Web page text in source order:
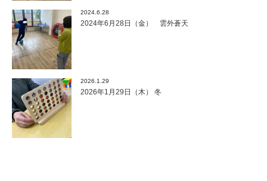
2024.6.28
2024年6月28日（金） 雲外蒼天
2026.1.29
2026年1月29日（木） 冬